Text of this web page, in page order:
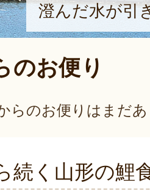
澄んだ水が引
のお便り
らのお便りはまだ
続く山形の鯉